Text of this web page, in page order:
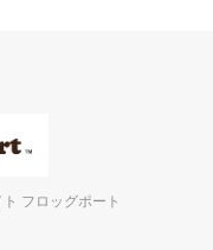
フロッグポート